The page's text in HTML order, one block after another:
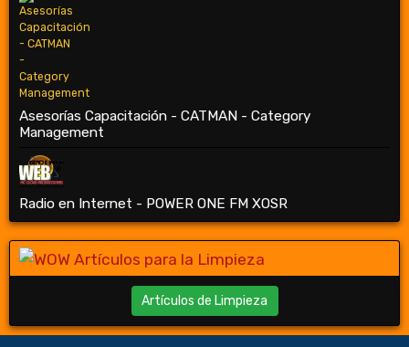
Asesorías Capacitación - CATMAN - Category
Management
Radio en Internet - POWER ONE FM XOSR
Artículos de Limpieza